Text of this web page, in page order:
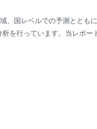
国レベルでの予測ととも
を行っています。当レポー